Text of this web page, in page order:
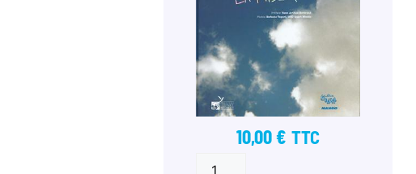
10,00€ TTC